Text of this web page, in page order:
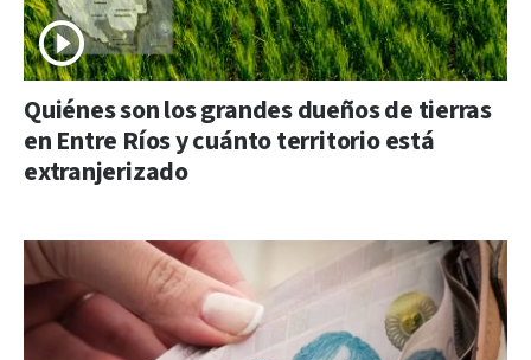
Quiénes son los grandes dueños de tierras
en Entre Ríos y cuánto territorio está
extranjerizado